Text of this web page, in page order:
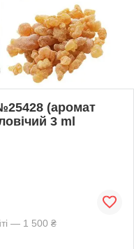
(аромат
3 ml
— 1 500 ₴